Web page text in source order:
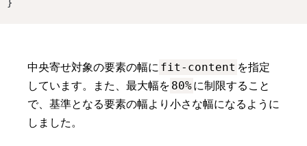
}
中央寄せ対象の要素の幅に fit-content を指定
しています。また、最大幅を 80%に制限すること
で、基準となる要素の幅より小さな幅になるように
しました。